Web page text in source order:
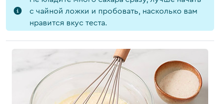
с чайной ложки и пробовать, насколько вам
нравится вкус теста.